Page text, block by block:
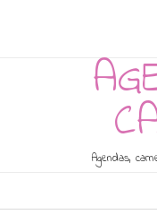
Agendas,